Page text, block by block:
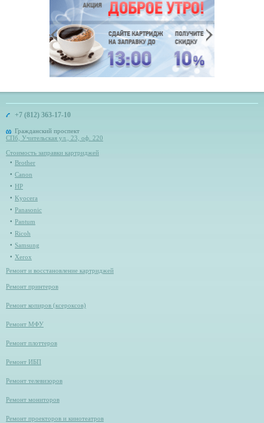
+7 (812) 363-17-10
Гражданский проспект
СПб, Учительская ул., 23, оф. 220
Стоимость заправки картриджей
Brother
Canon
HP
Kyocera
Panasonic
Pantum
Ricoh
Samsung
Xerox
Ремонт и восстановление картриджей
Ремонт принтеров
Ремонт копиров (ксероксов)
Ремонт МФУ
Ремонт плоттеров
Ремонт ИБП
Ремонт телевизоров
Ремонт мониторов
Ремонт проекторов и кинотеатров